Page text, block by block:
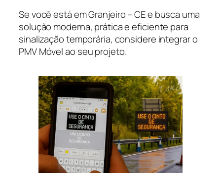
Se você está em Granjeiro – CE e busca uma
solução moderna, prática e eficiente para
sinalização temporária, considere integrar o
PMV Móvel ao seu projeto.